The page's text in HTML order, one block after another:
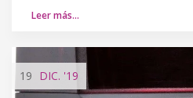
Leer más…
19 DIC. '19